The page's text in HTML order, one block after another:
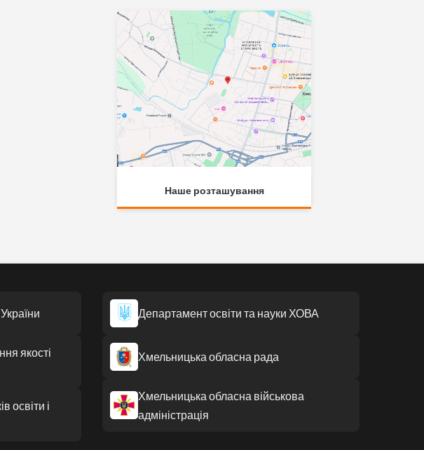
Наше розташування
якості
освіти і
Департамент освіти та науки ХОВА
Хмельницька обласна рада
Хмельницька обласна військова
адміністрація